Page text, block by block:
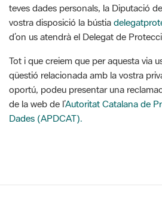
teves dades personals, la Diputació
vostra disposició la bústia
d’on us atendrà el Delegat de
Tot i que creiem que per aquesta via
qüestió relacionada amb la vostra
oportú, podeu presentar una
de la web de l’Autoritat Catalana de
Dades (APDCAT).